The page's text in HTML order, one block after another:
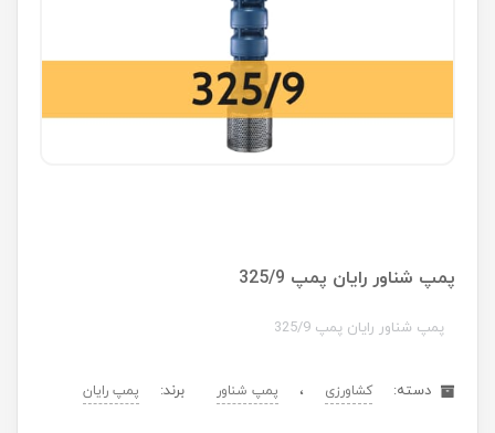
پمپ شناور رایان پمپ 325/9
پمپ شناور رایان پمپ 325/9
دسته: کشاورزی ، پمپ شناور برند: پمپ رایان